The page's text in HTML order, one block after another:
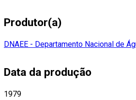
Produtor(a)
DNAEE - Departamento Nacional de
Data da produção
1979